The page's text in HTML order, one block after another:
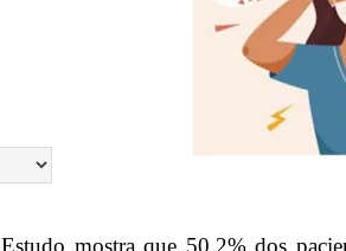
Estudo mostra que 50,2% dos